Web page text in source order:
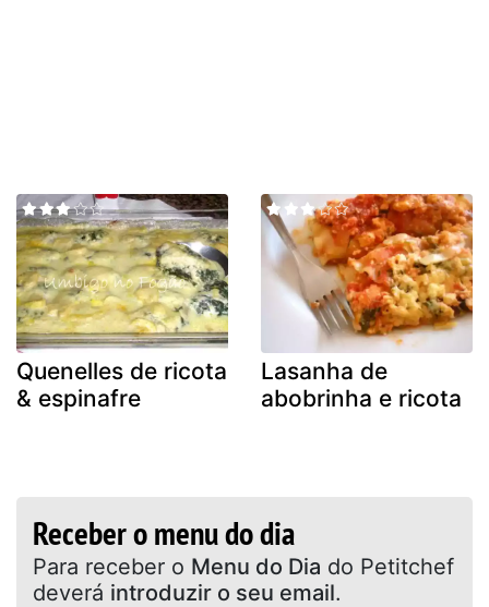
Quenelles de ricota
& espinafre
Lasanha de
abobrinha e ricota
Receber o menu do dia
Para receber o Menu do Dia do Petitchef
deverá introduzir o seu email.